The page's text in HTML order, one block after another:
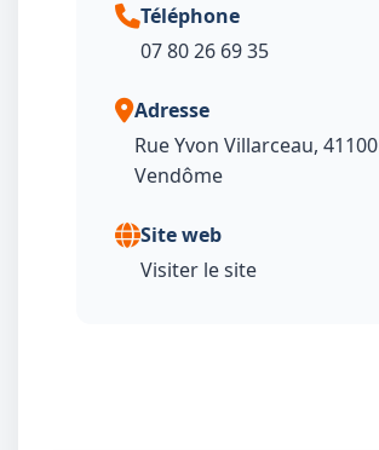
Téléphone
07 80 26 69 35
Adresse
Rue Yvon Villarceau, 41100
Vendôme
Site web
Visiter le site